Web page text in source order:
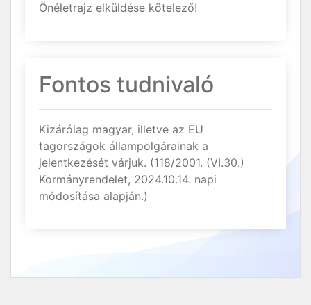
Önéletrajz elküldése kötelező!
Fontos tudnivaló
Kizárólag magyar, illetve az EU
tagországok állampolgárainak a
jelentkezését várjuk. (118/2001. (VI.30.)
Kormányrendelet, 2024.10.14. napi
módosítása alapján.)